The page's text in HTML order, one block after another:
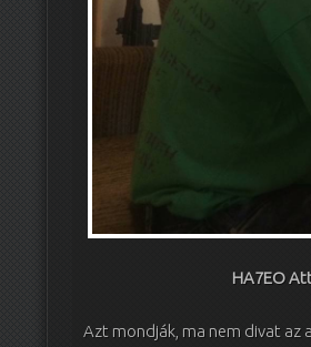
HA7EO
Azt mondják, ma nem divat az